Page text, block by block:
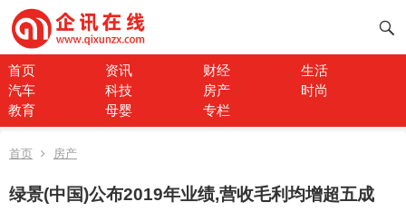
首页 资讯 财经
生活
汽车
科技 房产
时尚
教育
母婴 专栏
首页 房产
绿景(中国)公布2019年业绩,营收毛利均增超五成